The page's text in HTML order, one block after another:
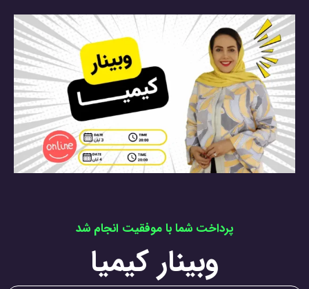
پرداخت شما با موفقیت انجام شد
وبینار کیمیا